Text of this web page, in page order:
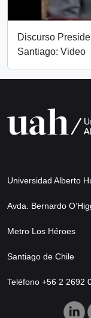
Discurso
Santiago: Video
Universidad Alberto
Avda. Bernardo
Metro Los Héroes
Santiago de Chile
Teléfono +56 2 2692